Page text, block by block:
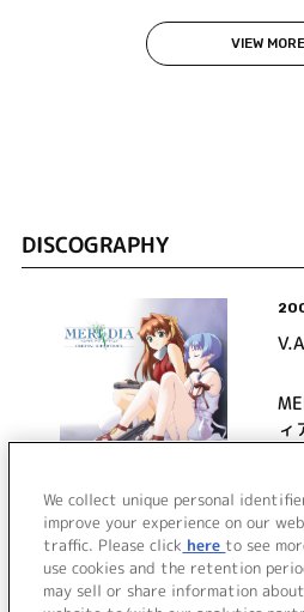
VIEW MORE
DISCOGRAPHY
ィ
VIEW MORE
We collect unique personal
improve your experience on our
traffic. Please click here to see
use cookies and the retention
may sell or share information